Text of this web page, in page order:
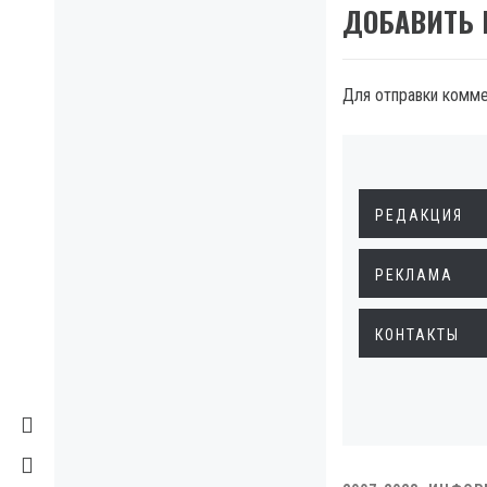
ДОБАВИТЬ
Для отправки
РЕДАКЦИЯ
РЕКЛАМА
КОНТАКТЫ